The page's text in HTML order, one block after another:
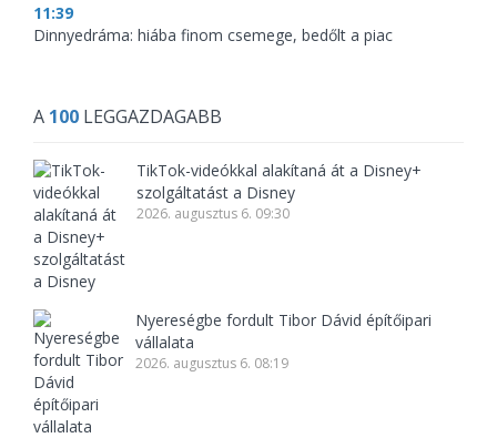
11:39
Dinnyedráma: hiába finom csemege, bedőlt a piac
A 100 LEGGAZDAGABB
TikTok-videókkal alakítaná át a Disney+
szolgáltatást a Disney
2026. augusztus 6. 09:30
Nyereségbe fordult Tibor Dávid építőipari
vállalata
2026. augusztus 6. 08:19